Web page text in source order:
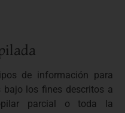
de información para
bajo los fines descritos a
parcial o toda la